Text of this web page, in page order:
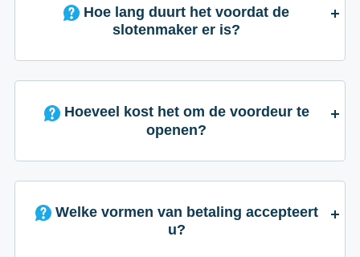
slotenmaker er is?
Hoeveel kost het om de voordeur te
openen?
Welke vormen van betaling accepteert
u?